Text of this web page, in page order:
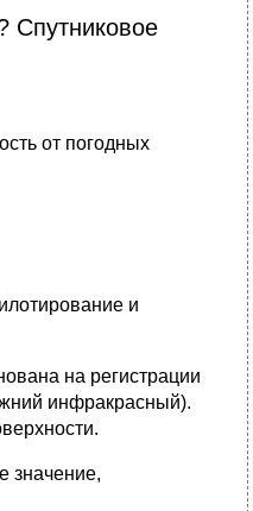
Спутниковое
от погодных
и
на регистрации
инфракрасный).
значение,